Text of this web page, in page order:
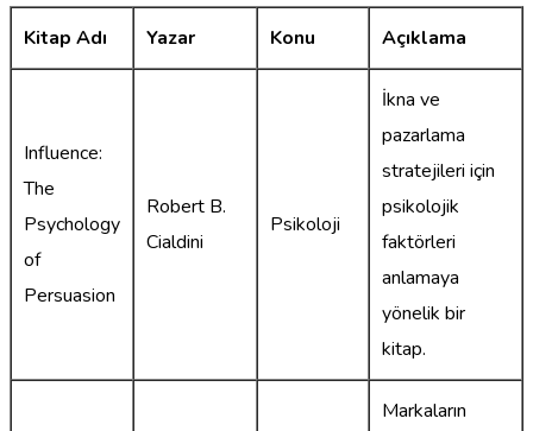
Kitap Adı Yazar Konu Açıklama
Influence:
The
Psychology
of
Persuasion
Robert B.
Cialdini
Psikoloji
İkna ve
pazarlama
stratejileri için
psikolojik
faktörleri
anlamaya
yönelik bir
kitap.
Markaların